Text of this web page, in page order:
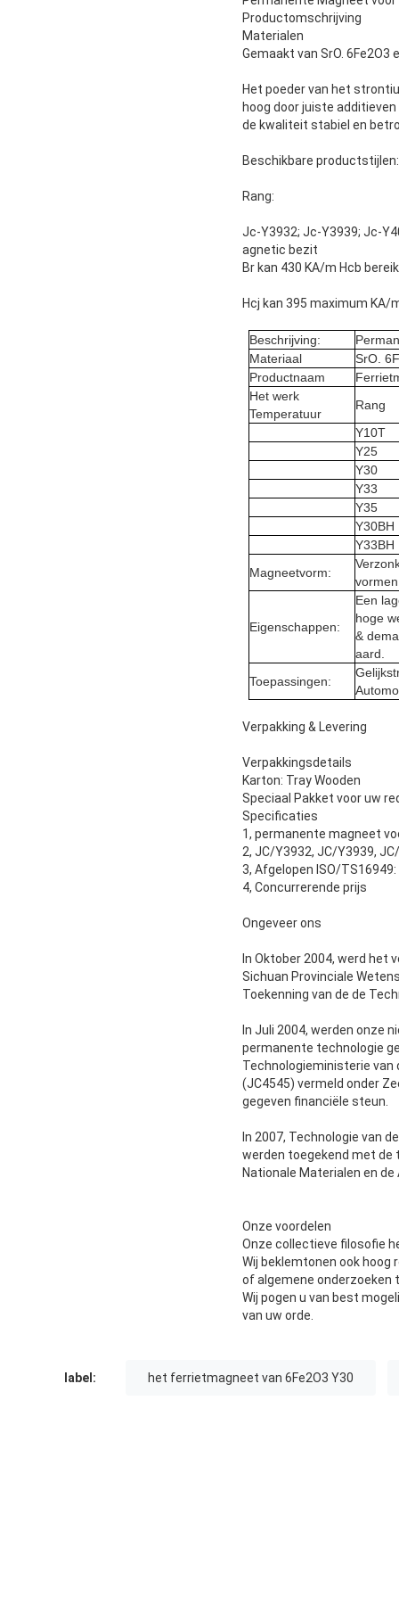
Productomschrijving
Materialen
Gemaakt van SrO.
Het poeder van het
hoog door juiste
de kwaliteit stabiel en
Beschikbare
Rang:
Jc-Y3932; Jc-Y3939; Jc-
agnetic bezit
Br kan 430 KA/m Hcb
Hcj kan 395 maximum KA/
Beschrijving:
Materiaal
SrO.
Productnaam
Het werk
Temperatuur
Rang
Y10T
Y25
Y30
Y33
Y35
Y30BH
Y33BH
Magneetvorm:
Eigenschappen:
Een
hoge
&
aard.
Toepassingen:
Verpakking & Levering
Verpakkingsdetails
Karton: Tray Wooden
Speciaal Pakket voor uw
Specificaties
1, permanente magneet
2, JC/Y3932, JC/Y3939,
3, Afgelopen ISO/TS16949:
4, Concurrerende prijs
Ongeveer ons
In Oktober 2004, werd het
Sichuan Provinciale
Toekenning van de de
In Juli 2004, werden onze
permanente technologie
Technologieministerie van
(JC4545) vermeld onder
gegeven financiële steun.
In 2007, Technologie van
werden toegekend met de
Nationale Materialen en
Onze voordelen
Onze collectieve filosofie
Wij beklemtonen ook hoog
of algemene onderzoeken
Wij pogen u van best
van uw orde.
label: het ferrietmagneet van 6Fe2O3 Y30